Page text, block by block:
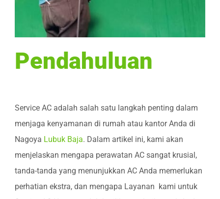
Pendahuluan
Service AC adalah salah satu langkah penting dalam
menjaga kenyamanan di rumah atau kantor Anda di
Nagoya Lubuk Baja. Dalam artikel ini, kami akan
menjelaskan mengapa perawatan AC sangat krusial,
tanda-tanda yang menunjukkan AC Anda memerlukan
perhatian ekstra, dan mengapa Layanan kami untuk